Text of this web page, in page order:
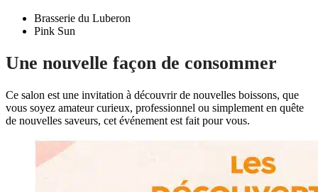
Brasserie du Luberon
Pink Sun
Une nouvelle façon de consommer
Ce salon est une invitation à découvrir de nouvelles boissons, que
vous soyez amateur curieux, professionnel ou simplement en quête
de nouvelles saveurs, cet événement est fait pour vous.